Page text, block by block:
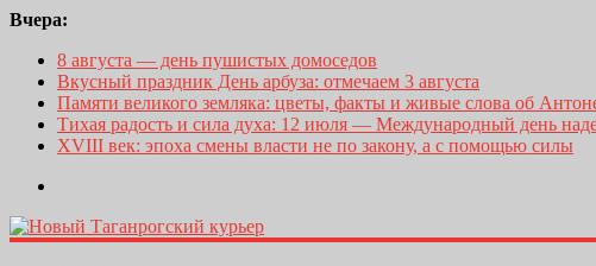
Вчера:
8 августа — день пушистых домоседов
Вкусный праздник День арбуза: отмечаем 3 августа
Памяти великого земляка: цветы, факты и живые слова об
Тихая радость и сила духа: 12 июля — Международный день
XVIII век: эпоха смены власти не по закону, а с помощью силы